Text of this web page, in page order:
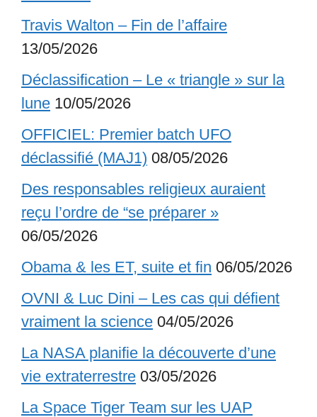
Travis Walton – Fin de l’affaire
13/05/2026
Déclassification – Le « triangle » sur la
lune 10/05/2026
OFFICIEL: Premier batch UFO
déclassifié (MAJ1) 08/05/2026
Des responsables religieux auraient
reçu l’ordre de “se préparer »
06/05/2026
Obama & les ET, suite et fin 06/05/2026
OVNI & Luc Dini – Les cas qui défient
vraiment la science 04/05/2026
La NASA planifie la découverte d’une
vie extraterrestre 03/05/2026
La Space Tiger Team sur les UAP